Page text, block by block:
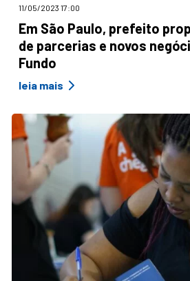
11/05/2023 17:00
Em São Paulo, prefeito
de parcerias e novos
Fundo
leia mais